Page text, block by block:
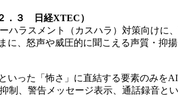
．３ 日経XTEC）
ハラスメント（カスハラ）対策向け
に、怒声や威圧的に聞こえる声質・
った「怖さ」に直結する要素のみを
、警告メッセージ表示、通話録音と